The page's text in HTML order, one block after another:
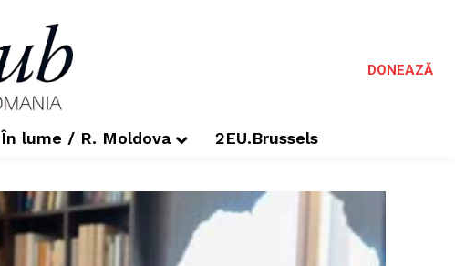
DONEAZĂ
În lume / R. Moldova 2EU.Brussels